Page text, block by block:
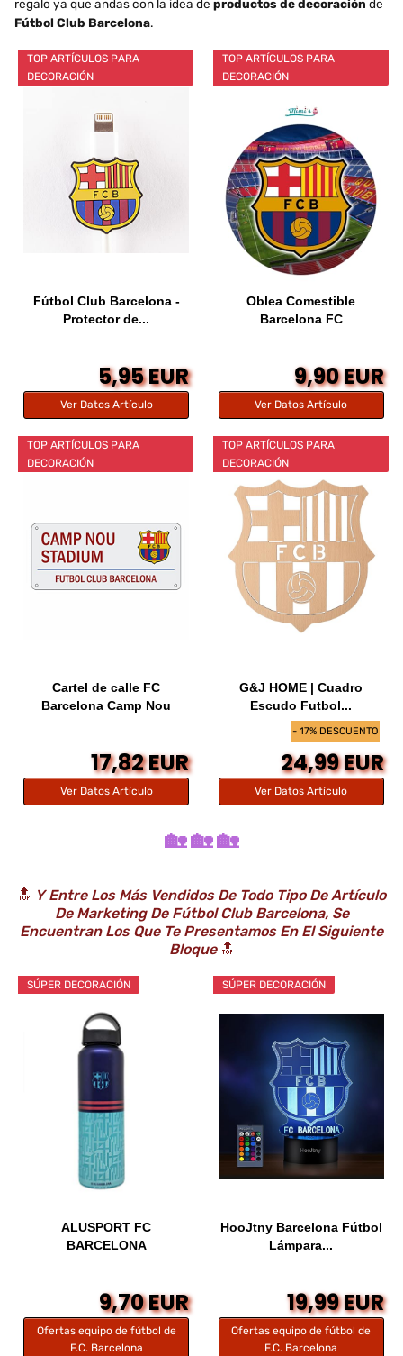
regalo ya que andas con la idea de productos de decoración de
Fútbol Club Barcelona.
TOP ARTÍCULOS PARA
DECORACIÓN
Fútbol Club Barcelona -
Protector de...
5,95 EUR
Ver Datos Artículo
TOP ARTÍCULOS PARA
DECORACIÓN
Oblea Comestible
Barcelona FC
9,90 EUR
Ver Datos Artículo
TOP ARTÍCULOS PARA
DECORACIÓN
Cartel de calle FC
Barcelona Camp Nou
17,82 EUR
Ver Datos Artículo
- 17% DESCUENTO
TOP ARTÍCULOS PARA
DECORACIÓN
G&J HOME | Cuadro
Escudo Futbol...
24,99 EUR
Ver Datos Artículo
🏡 🏡 🏡
🔝 Y Entre Los Más Vendidos De Todo Tipo De Artículo
De Marketing De Fútbol Club Barcelona, Se
Encuentran Los Que Te Presentamos En El Siguiente
Bloque🔝
SÚPER DECORACIÓN
ALUSPORT FC
BARCELONA
9,70 EUR
Ofertas equipo de fútbol de
F.C. Barcelona
SÚPER DECORACIÓN
HooJtny Barcelona Fútbol
Lámpara...
19,99 EUR
Ofertas equipo de fútbol de
F.C. Barcelona